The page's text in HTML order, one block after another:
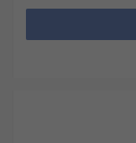
アンテナ
屋外アンテナに接続
意され、あらゆる要